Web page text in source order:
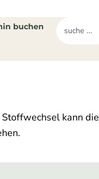
buchen
kann die